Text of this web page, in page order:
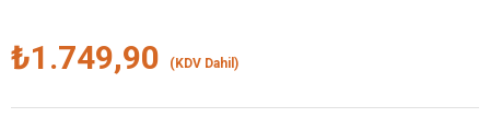
₺1.749,90 (KDV Dahil)